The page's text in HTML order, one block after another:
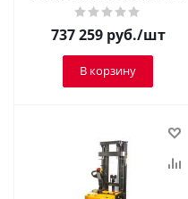
ES15DE
737 259руб./шт
В корзину